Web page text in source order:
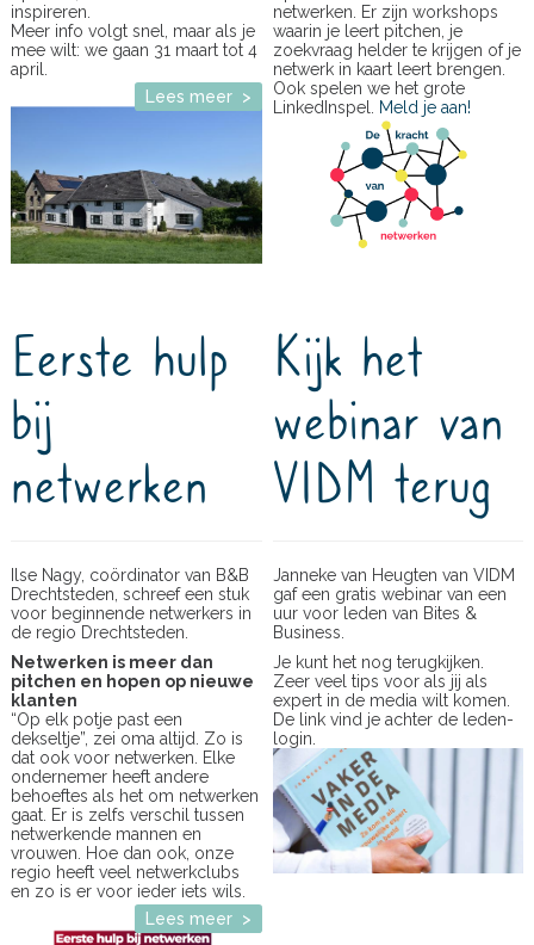
inspireren.
Meer info volgt snel, maar als je
mee wilt: we gaan 31 maart tot 4
april.
Lees meer >
netwerken. Er zijn workshops
waarin je leert pitchen, je
zoekvraag helder te krijgen of je
netwerk in kaart leert brengen.
Ook spelen we het grote
LinkedInspel.
Meld je aan!
Eerste hulp
bij
netwerken
Ilse Nagy, coördinator van B&B
Drechtsteden, schreef een stuk
voor beginnende netwerkers in
de regio Drechtsteden.
Netwerken is meer dan
pitchen en hopen op nieuwe
klanten
“Op elk potje past een
dekseltje”, zei oma altijd. Zo is
dat ook voor netwerken. Elke
ondernemer heeft andere
behoeftes als het om netwerken
gaat. Er is zelfs verschil tussen
netwerkende mannen en
vrouwen. Hoe dan ook, onze
regio heeft veel netwerkclubs
en zo is er voor ieder iets wils.
Lees meer >
Kijk het
webinar van
VIDM terug
Janneke van Heugten van VIDM
gaf een gratis webinar van een
uur voor leden van Bites &
Business.
Je kunt het nog terugkijken.
Zeer veel tips voor als jij als
expert in de media wilt komen.
De link vind je achter de leden-
login.